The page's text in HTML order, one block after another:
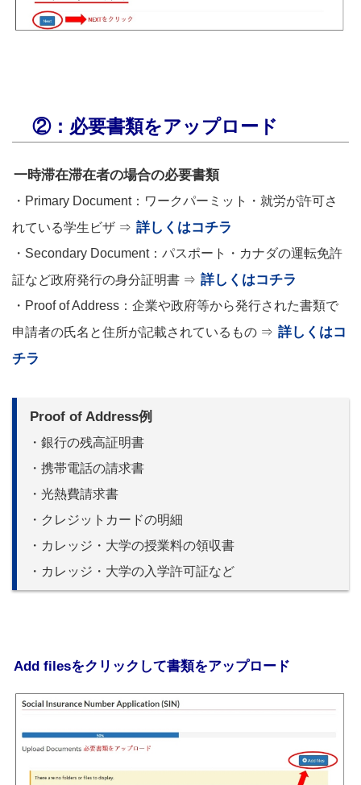
②：必要書類をアップロード
一時滞在滞在者の場合の必要書類
・Primary Document： ワークパーミット・就労が許可さ
れている学生ビザ ⇒ 詳しくはコチラ
・Secondary Document：パスポート・カナダの運転免許
証など政府発行の身分証明書 ⇒ 詳しくはコチラ
・Proof of Address：企業や政府等から発行された書類で
申請者の氏名と住所が記載されているもの ⇒ 詳しくはコ
チラ
Proof of Address例
・銀行の残高証明書
・携帯電話の請求書
・光熱費請求書
・クレジットカードの明細
・カレッジ・大学の授業料の領収書
・カレッジ・大学の入学許可証など
Add filesをクリックして書類をアップロード